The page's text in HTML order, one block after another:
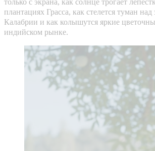
только с экрана, как солнце трогает
плантациях Грасса, как стелется туман
Калабрии и как колышутся яркие
индийском рынке.